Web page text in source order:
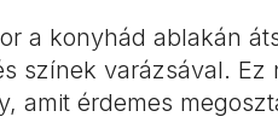
a konyhád ablakán
színek varázsával.
amit érdemes